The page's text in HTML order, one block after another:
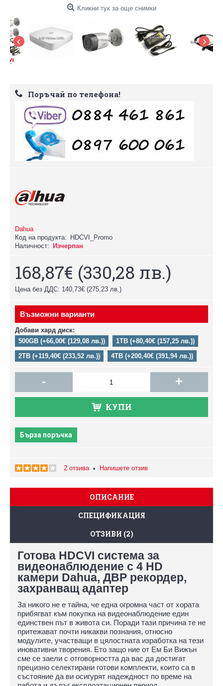
Кликни тук за още снимки
Поръчай по телефона!
Dahua
Код на продукта:
HDCVI_Promo
Наличност:
Изчерпан
168,87€ (330,28 лв.)
Цена без ДДС: 140,73€ (275,23 лв.)
Възможни варианти
Добави хард диск:
500GB (+66,00€ (129,08 лв.))
1TB (+80,40€ (157,25 лв.))
2TB (+119,40€ (233,52 лв.))
4TB (+200,40€ (391,94 лв.))
- +
КУПИ
Бърза поръчка
2 отзива• Напишете отзив
ОПИСАНИЕ
СПЕЦИФИКАЦИЯ
ОТЗИВИ (2)
Готова HDCVI система за
видеонаблюдение с 4 HD
камери Dahua, ДВР рекордер,
захранващ адаптер
За никого не е тайна, че една огромна част от хората
прибягват към покупка на видеонаблюдение един
единствен път в живота си. Поради тази причина те не
притежават почти никакви познания, относно
модулите, участващи в цялостната изработка на тези
иновативни творения. Ето защо ние от Ем Би Вижън
сме се заели с отговорността да вас да достигат
прецизно селектирани готови комплекти, които са в
състояние да ви осигурят надеждност по време на